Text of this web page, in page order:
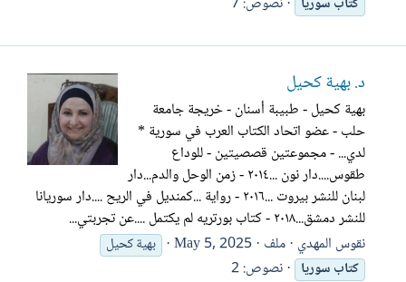
د. بهية كحيل
بهية كحيل - طبيبة أسنان - خريجة جامعة
حلب - عضو اتحاد الكتاب العرب في سورية *
لدي... - مجموعتين قصصيتين - للوداع
طقوس....دار نون ...٢٠١٤ - زمن الوحل والدم...دار
لبنان للنشر بيروت ...٢٠١٦ - رواية ...كمنديل في الريح ....دار سوريانا
للنشر دمشق...٢٠١٨ - كتاب بورتريه لم يكتمل ....عن تجربتي...
نقوس المهدي ملف May 5, 2025
بهية كحيل
كتابسوريا نصوص: 2